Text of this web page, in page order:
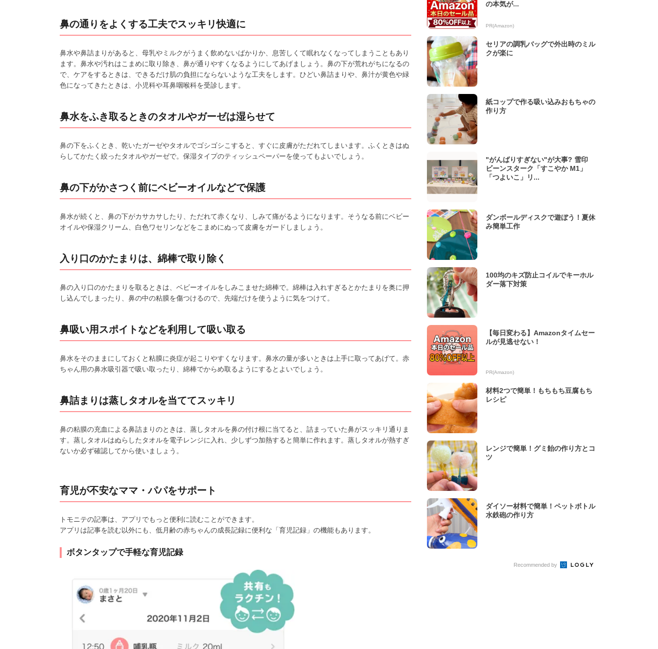
鼻の通りをよくする工夫でスッキリ快適に
鼻水や鼻詰まりがあると、母乳やミルクがうまく飲めないばかりか、息苦しくて眠れなくなってしまうこともあり
ます。鼻水や汚れはこまめに取り除き、鼻が通りやすくなるようにしてあげましょう。鼻の下が荒れがちになるの
で、ケアをするときは、できるだけ肌の負担にならないような工夫をします。ひどい鼻詰まりや、鼻汁が黄色や緑
色になってきたときは、小児科や耳鼻咽喉科を受診します。
鼻水をふき取るときのタオルやガーゼは湿らせて
鼻の下をふくとき、乾いたガーゼやタオルでゴシゴシこすると、すぐに皮膚がただれてしまいます。ふくときはぬ
らしてかたく絞ったタオルやガーゼで。保湿タイプのティッシュペーパーを使ってもよいでしょう。
鼻の下がかさつく前にベビーオイルなどで保護
鼻水が続くと、鼻の下がカサカサしたり、ただれて赤くなり、しみて痛がるようになります。そうなる前にベビー
オイルや保湿クリーム、白色ワセリンなどをこまめにぬって皮膚をガードしましょう。
入り口のかたまりは、綿棒で取り除く
鼻の入り口のかたまりを取るときは、ベビーオイルをしみこませた綿棒で。綿棒は入れすぎるとかたまりを奥に押
し込んでしまったり、鼻の中の粘膜を傷つけるので、先端だけを使うように気をつけて。
鼻吸い用スポイトなどを利用して吸い取る
鼻水をそのままにしておくと粘膜に炎症が起こりやすくなります。鼻水の量が多いときは上手に取ってあげて。赤
ちゃん用の鼻水吸引器で吸い取ったり、綿棒でからめ取るようにするとよいでしょう。
鼻詰まりは蒸しタオルを当ててスッキリ
鼻の粘膜の充血による鼻詰まりのときは、蒸しタオルを鼻の付け根に当てると、詰まっていた鼻がスッキリ通りま
す。蒸しタオルはぬらしたタオルを電子レンジに入れ、少しずつ加熱すると簡単に作れます。蒸しタオルが熱すぎ
ないか必ず確認してから使いましょう。
育児が不安なママ・パパをサポート
トモニテの記事は、アプリでもっと便利に読むことができます。
アプリは記事を読む以外にも、低月齢の赤ちゃんの成長記録に便利な「育児記録」の機能もあります。
ボタンタップで手軽な育児記録
の本気が...
PR(Amazon)
セリアの調乳バッグで外出時のミル
クが楽に
紙コップで作る吸い込みおもちゃの
作り方
"がんばりすぎない"が大事? 雪印
ビーンスターク「すこやか M1」
「つよいこ」リ...
ダンボールディスクで遊ぼう！夏休
み簡単工作
100均のキズ防止コイルでキーホル
ダー落下対策
【毎日変わる】Amazonタイムセー
ルが見逃せない！
PR(Amazon)
材料2つで簡単！もちもち豆腐もち
レシピ
レンジで簡単！グミ飴の作り方とコ
ツ
ダイソー材料で簡単！ペットボトル
水鉄砲の作り方
Recommended by